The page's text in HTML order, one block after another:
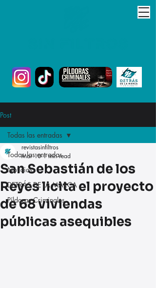
Post
Todas las entradas
Noticias
DETRÁS DE LA MARCA
Píldoras Criminales
Todas las entradas
San Sebastián de los
Reyes licita el proyecto
de 68 viviendas
públicas asequibles
revistasinfiltros
Mar 10 1 min read